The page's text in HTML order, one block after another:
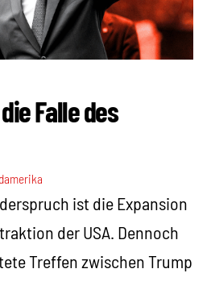
Falle des
ist die Expansion
der USA. Dennoch
Treffen zwischen Trump